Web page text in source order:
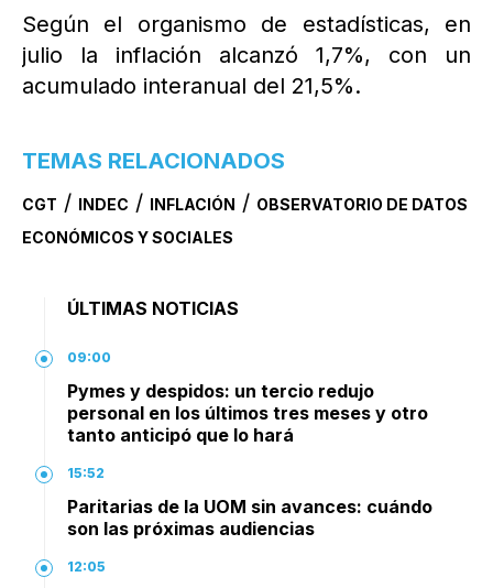
Según el organismo de estadísticas, en
julio la inflación alcanzó 1,7%, con un
acumulado interanual del 21,5%.
TEMAS RELACIONADOS
CGT / INDEC / INFLACIÓN / OBSERVATORIO DE DATOS
ECONÓMICOS Y SOCIALES
ÚLTIMAS NOTICIAS
09:00
Pymes y despidos: un tercio redujo
personal en los últimos tres meses y otro
tanto anticipó que lo hará
15:52
Paritarias de la UOM sin avances: cuándo
son las próximas audiencias
12:05